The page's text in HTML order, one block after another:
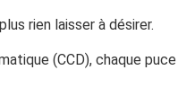
rien laisser à désirer.
(CCD), chaque puce